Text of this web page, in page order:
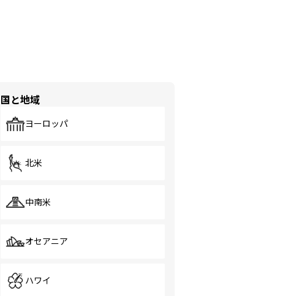
国と地域
ヨーロッパ
北米
中南米
オセアニア
ハワイ